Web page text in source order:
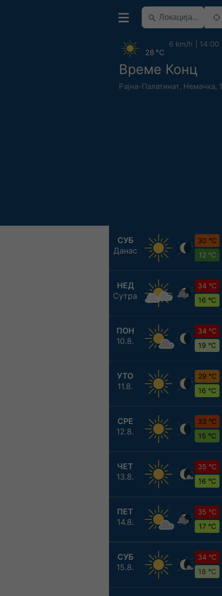
Време Конц
Рајна-Палатинат, Немачка,
28 °C
6 km/h 14:00
СУБ
Данас
30 °C
12 °C
НЕД
Сутра
34 °C
16 °C
ПОН
10.8.
34 °C
19 °C
УТО
11.8.
29 °C
16 °C
СРЕ
12.8.
33 °C
15 °C
ЧЕТ
13.8.
35 °C
16 °C
ПЕТ
14.8.
35 °C
17 °C
СУБ
15.8.
34 °C
18 °C